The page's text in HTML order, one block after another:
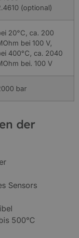
(optional)
20°C, ca. 200
bei 100 V,
400°C, ca. 2040
bei. 100 V
bar
der
Sensors
500°C